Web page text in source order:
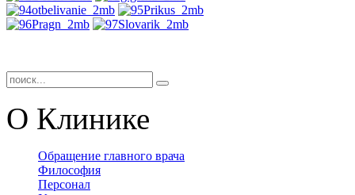
О Клинике
Обращение главного врача
Философия
Персонал